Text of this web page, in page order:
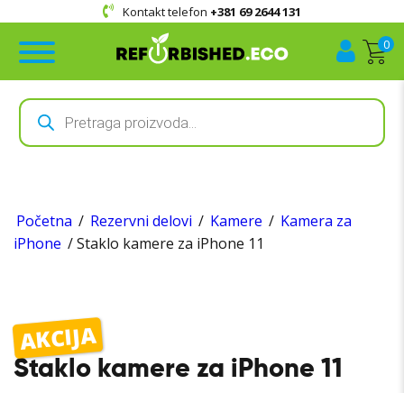
Kontakt telefon +381 69 2644 131
0
Products
search
Početna / Rezervni delovi / Kamere / Kamera za
iPhone / Staklo kamere za iPhone 11
AKCIJA
Staklo kamere za iPhone 11